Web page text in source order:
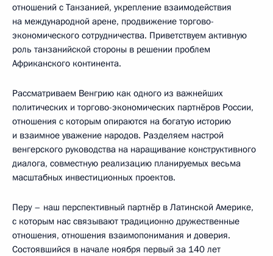
отношений с Танзанией, укрепление взаимодействия
на международной арене, продвижение торгово-
экономического сотрудничества. Приветствуем активную
роль танзанийской стороны в решении проблем
Африканского континента.
Рассматриваем Венгрию как одного из важнейших
политических и торгово-экономических партнёров России,
отношения с которым опираются на богатую историю
и взаимное уважение народов. Разделяем настрой
венгерского руководства на наращивание конструктивного
диалога, совместную реализацию планируемых весьма
масштабных инвестиционных проектов.
Перу – наш перспективный партнёр в Латинской Америке,
с которым нас связывают традиционно дружественные
отношения, отношения взаимопонимания и доверия.
Состоявшийся в начале ноября первый за 140 лет